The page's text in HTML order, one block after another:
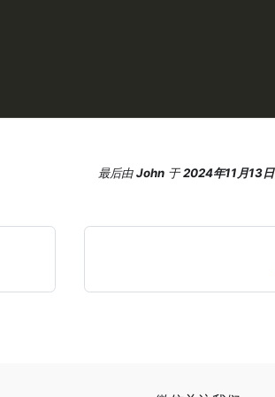
最后由John 于2024年11月13日